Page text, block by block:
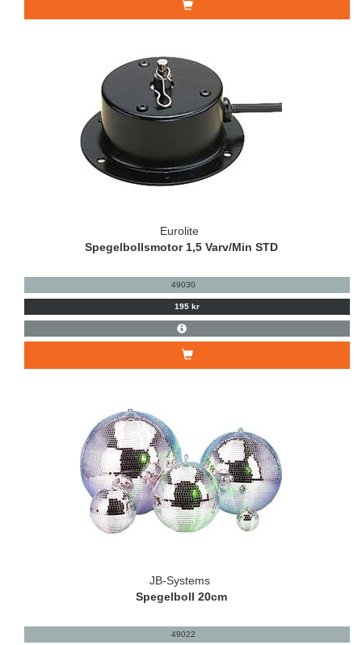
Eurolite
Spegelbollsmotor 1,5 Varv/Min STD
49030
195 kr
JB-Systems
Spegelboll 20cm
49022